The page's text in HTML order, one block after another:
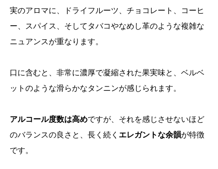
実のアロマに、ドライフルーツ、チョコレート、コーヒ
ー、スパイス、そしてタバコやなめし革のような複雑な
ニュアンスが重なります。
口に含むと、非常に濃厚で凝縮された果実味と、ベルベ
ットのような滑らかなタンニンが感じられます。
アルコール度数は高めですが、それを感じさせないほど
のバランスの良さと、長く続く エレガントな余韻が特徴
です。